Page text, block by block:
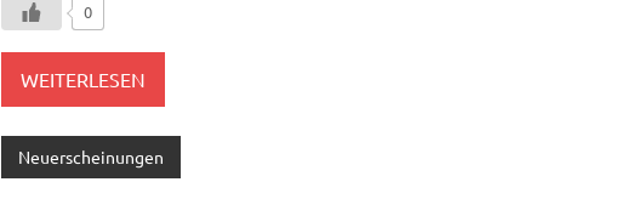
0
WEITERLESEN
Neuerscheinungen